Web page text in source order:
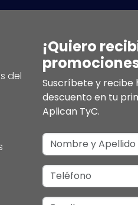
del
¡Quiero
Suscríbete y recibe
descuento en tu
Aplican TyC.